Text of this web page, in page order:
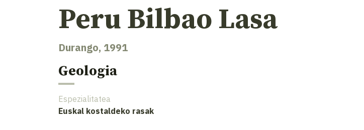
Peru Bilbao Lasa
Durango, 1991
Geologia
Espezialitatea
Euskal kostaldeko rasak